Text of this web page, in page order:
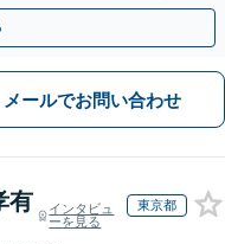
メールでお問い合わせ
有
インタビュ
ーを見る
東京都